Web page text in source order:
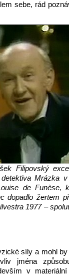
sebe, rád
Filipovský
Mrázka v
de Funèse,
dopadlo žertem
1977 –
síly a mohl
jména
v materiální